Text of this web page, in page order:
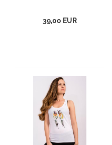
39,00 EUR